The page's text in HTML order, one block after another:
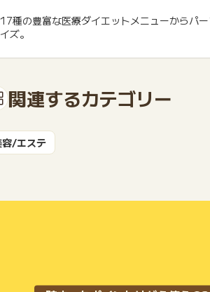
17種の豊富な医療ダイエットメニューからパ
イズ。
関連するカテゴリー
容/エステ